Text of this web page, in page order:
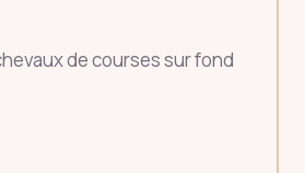
de courses sur fond